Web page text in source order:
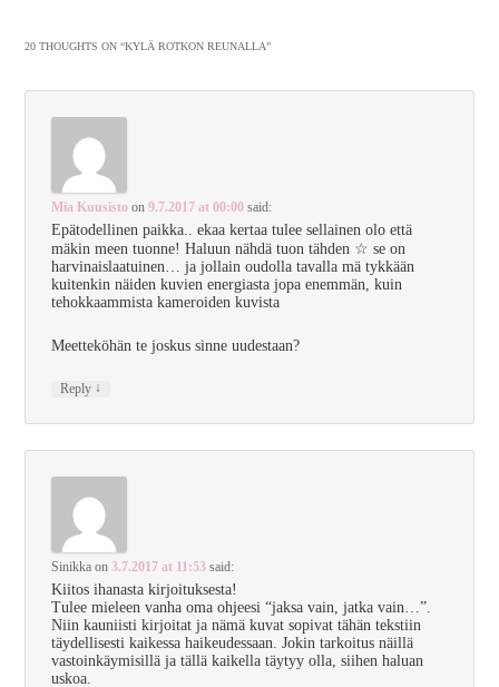
20 THOUGHTS ON “KYLÄ ROTKON REUNALLA”
Mia Kuusisto on9.7.2017 at 00:00 said:
Epätodellinen paikka.. ekaa kertaa tulee sellainen olo että
mäkin meen tuonne! Haluun nähdä tuon tähden ☆ se on
harvinaislaatuinen… ja jollain oudolla tavalla mä tykkään
kuitenkin näiden kuvien energiasta jopa enemmän, kuin
tehokkaammista kameroiden kuvista
Meetteköhän te joskus sinne uudestaan?
Reply ↓
Sinikka on3.7.2017 at 11:53 said:
Kiitos ihanasta kirjoituksesta!
Tulee mieleen vanha oma ohjeesi “jaksa vain, jatka vain…”.
Niin kauniisti kirjoitat ja nämä kuvat sopivat tähän tekstiin
täydellisesti kaikessa haikeudessaan. Jokin tarkoitus näillä
vastoinkäymisillä ja tällä kaikella täytyy olla, siihen haluan
uskoa.